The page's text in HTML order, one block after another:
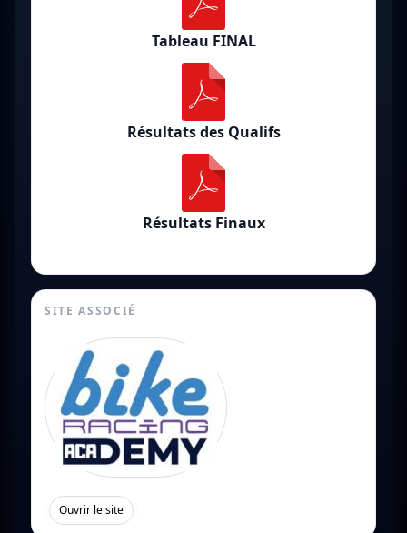
Tableau FINAL
Résultats des Qualifs
Résultats Finaux
SITE ASSOCIÉ
Ouvrir le site